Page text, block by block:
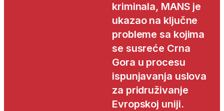
kriminala, MANS je
ukazao na ključne
probleme sa kojima
se susreće Crna
Gora u procesu
ispunjavanja uslova
za pridruživanje
Evropskoj uniji.